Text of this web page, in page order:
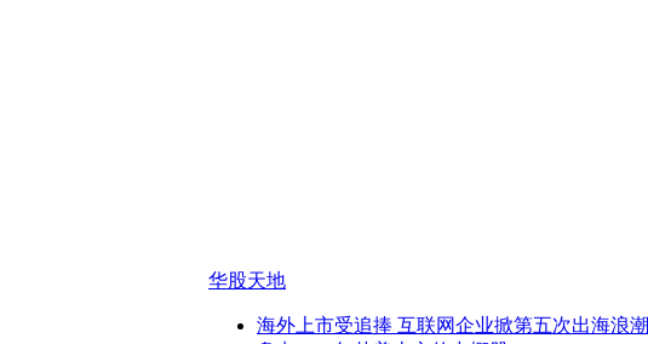
华股天地
海外上市受追捧 互联网企业掀第五次出海浪潮